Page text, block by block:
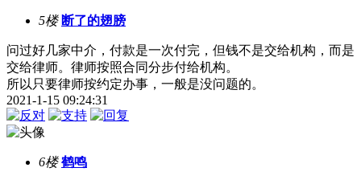
5楼 断了的翅膀
问过好几家中介，付款是一次付完，但钱不是交给机构，而是
交给律师。律师按照合同分步付给机构。
所以只要律师按约定办事，一般是没问题的。
2021-1-15 09:24:31
6楼 鹤鸣